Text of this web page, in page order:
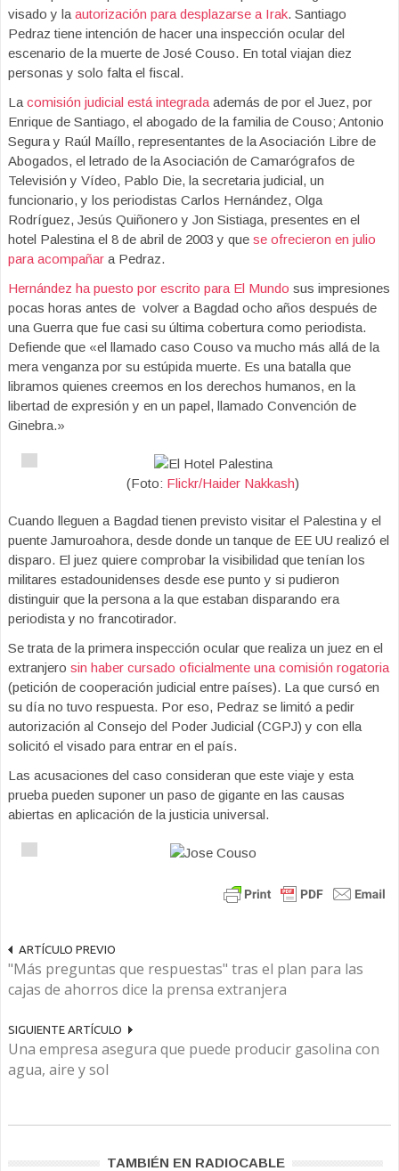
visado y la autorización para desplazarse a Irak. Santiago
Pedraz tiene intención de hacer una inspección ocular del
escenario de la muerte de José Couso. En total viajan diez
personas y solo falta el fiscal.
La comisión judicial está integrada además de por el Juez, por
Enrique de Santiago, el abogado de la familia de Couso; Antonio
Segura y Raúl Maíllo, representantes de la Asociación Libre de
Abogados, el letrado de la Asociación de Camarógrafos de
Televisión y Vídeo, Pablo Die, la secretaria judicial, un
funcionario, y los periodistas Carlos Hernández, Olga
Rodríguez, Jesús Quiñonero y Jon Sistiaga, presentes en el
hotel Palestina el 8 de abril de 2003 y que se ofrecieron en julio
para acompañar a Pedraz.
Hernández ha puesto por escrito para El Mundo sus impresiones
pocas horas antes de volver a Bagdad ocho años después de
una Guerra que fue casi su última cobertura como periodista.
Defiende que «el llamado caso Couso va mucho más allá de la
mera venganza por su estúpida muerte. Es una batalla que
libramos quienes creemos en los derechos humanos, en la
libertad de expresión y en un papel, llamado Convención de
Ginebra.»
(Foto: Flickr/Haider Nakkash)
Cuando lleguen a Bagdad tienen previsto visitar el Palestina y el
puente Jamuroahora, desde donde un tanque de EE UU realizó el
disparo. El juez quiere comprobar la visibilidad que tenían los
militares estadounidenses desde ese punto y si pudieron
distinguir que la persona a la que estaban disparando era
periodista y no francotirador.
Se trata de la primera inspección ocular que realiza un juez en el
extranjero sin haber cursado oficialmente una comisión rogatoria
(petición de cooperación judicial entre países). La que cursó en
su día no tuvo respuesta. Por eso, Pedraz se limitó a pedir
autorización al Consejo del Poder Judicial (CGPJ) y con ella
solicitó el visado para entrar en el país.
Las acusaciones del caso consideran que este viaje y esta
prueba pueden suponer un paso de gigante en las causas
abiertas en aplicación de la justicia universal.
ARTÍCULO PREVIO
"Más preguntas que respuestas" tras el plan para las
cajas de ahorros dice la prensa extranjera
SIGUIENTE ARTÍCULO
Una empresa asegura que puede producir gasolina con
agua, aire y sol
TAMBIÉN EN RADIOCABLE